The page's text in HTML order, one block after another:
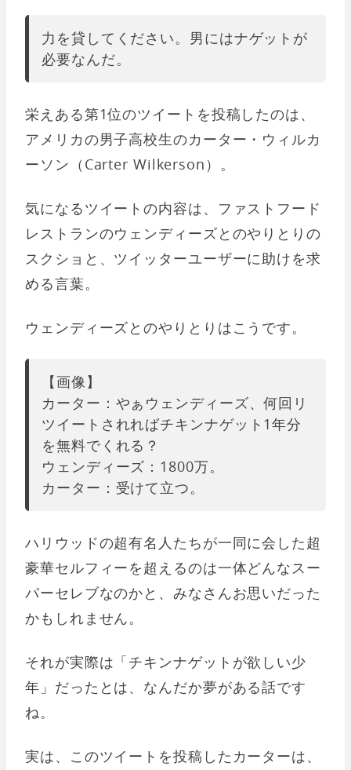
力を貸してください。男にはナゲットが
必要なんだ。
栄えある第1位のツイートを投稿したのは、
アメリカの男子高校生のカーター・ウィルカ
ーソン（Carter Wilkerson）。
気になるツイートの内容は、ファストフード
レストランのウェンディーズとのやりとりの
スクショと、ツイッターユーザーに助けを求
める言葉。
ウェンディーズとのやりとりはこうです。
【画像】
カーター：やぁウェンディーズ、何回リ
ツイートされればチキンナゲット1年分
を無料でくれる？
ウェンディーズ：1800万。
カーター：受けて立つ。
ハリウッドの超有名人たちが一同に会した超
豪華セルフィーを超えるのは一体どんなスー
パーセレブなのかと、みなさんお思いだった
かもしれません。
それが実際は「チキンナゲットが欲しい少
年」だったとは、なんだか夢がある話です
ね。
実は、このツイートを投稿したカーターは、